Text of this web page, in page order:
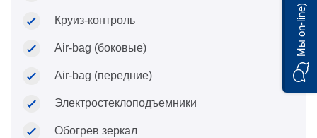
Круиз-контроль
Air-bag (боковые)
Air-bag (передние)
Электростеклоподъемники
Обогрев зеркал
Мы on-line)